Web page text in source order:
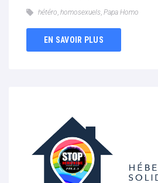
hétéro, homosexuels, Papa Homo
EN SAVOIR PLUS